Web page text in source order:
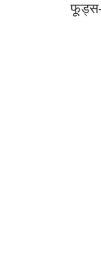
फूड्स-